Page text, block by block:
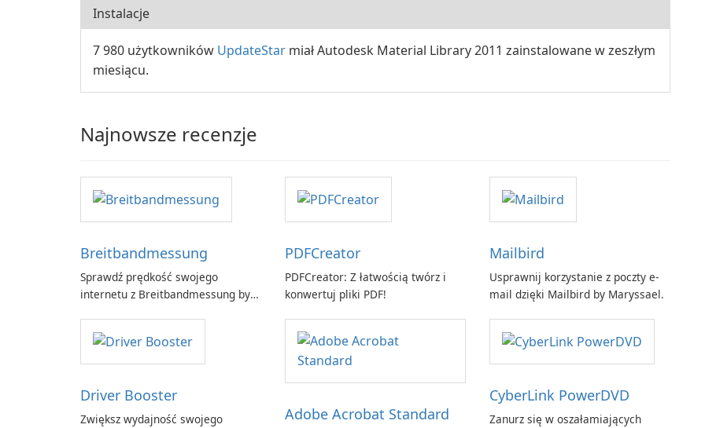
Instalacje
7 980 użytkowników UpdateStar miał Autodesk Material Library 2011 zainstalowane w zeszłym
miesiącu.
Najnowsze recenzje
Breitbandmessung
Sprawdź prędkość swojego
internetu z Breitbandmessung by
PDFCreator
PDFCreator: Z łatwością twórz i
konwertuj pliki PDF!
Mailbird
Usprawnij korzystanie z poczty e-
mail dzięki Mailbird by Maryssael.
Driver Booster
Zwiększ wydajność swojego
Adobe Acrobat Standard
CyberLink PowerDVD
Zanurz się w oszałamiających